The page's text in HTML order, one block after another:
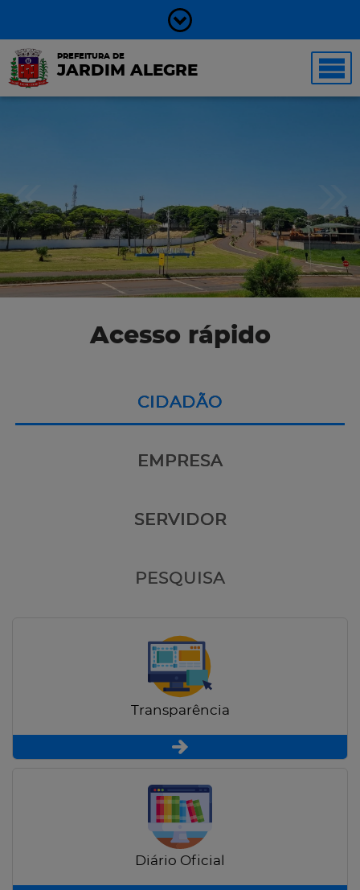
PREFEITURA DE
JARDIM ALEGRE
Acesso rápido
CIDADÃO
EMPRESA
SERVIDOR
PESQUISA
Transparência
Diário Oficial